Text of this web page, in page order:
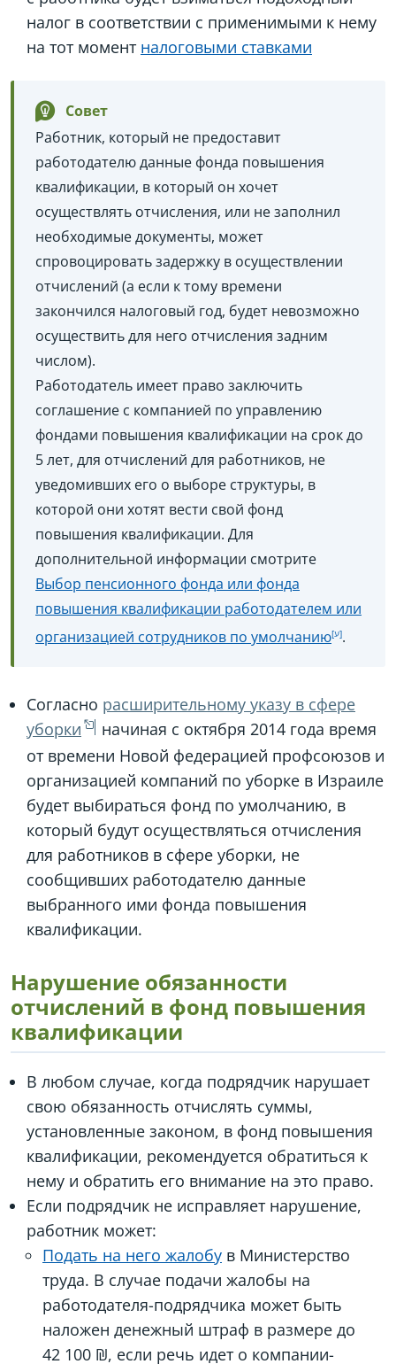
налог в соответствии с применимыми к нему
на тот момент налоговыми ставками
Совет
Работник, который не предоставит
работодателю данные фонда повышения
квалификации, в который он хочет
осуществлять отчисления, или не заполнил
необходимые документы, может
спровоцировать задержку в осуществлении
отчислений (а если к тому времени
закончился налоговый год, будет невозможно
осуществить для него отчисления задним
числом).
Работодатель имеет право заключить
соглашение с компанией по управлению
фондами повышения квалификации на срок до
5 лет, для отчислений для работников, не
уведомивших его о выборе структуры, в
которой они хотят вести свой фонд
повышения квалификации. Для
дополнительной информации смотрите
Выбор пенсионного фонда или фонда
повышения квалификации работодателем или
организацией сотрудников по умолчанию .
Согласно расширительному указу в сфере
уборки
начиная с октября 2014 года время
от времени Новой федерацией профсоюзов и
организацией компаний по уборке в Израиле
будет выбираться фонд по умолчанию, в
который будут осуществляться отчисления
для работников в сфере уборки, не
сообщивших работодателю данные
выбранного ими фонда повышения
квалификации.
Нарушение обязанности
отчислений в фонд повышения
квалификации
В любом случае, когда подрядчик нарушает
свою обязанность отчислять суммы,
установленные законом, в фонд повышения
квалификации, рекомендуется обратиться к
нему и обратить его внимание на это право.
Если подрядчик не исправляет нарушение,
работник может:
Подать на него жалобу в Министерство
труда. В случае подачи жалобы на
работодателя-подрядчика может быть
наложен денежный штраф в размере до
42 100 ₪, если речь идет о компании-